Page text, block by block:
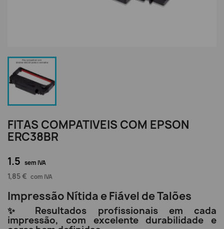
FITAS COMPATIVEIS COM EPSON
ERC38BR
1.5 sem IVA
1,85 € com IVA
Impressão Nítida e Fiável de Talões
✨ Resultados profissionais em cada
impressão, com excelente durabilidade e